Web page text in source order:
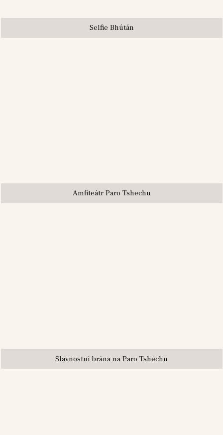
Selfie Bhútán
Amfiteátr Paro Tshechu
Slavnostní brána na Paro Tshechu